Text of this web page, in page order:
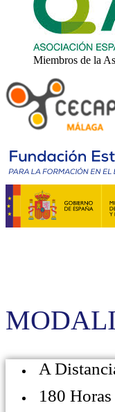
Miembros de la
A
180 Horas